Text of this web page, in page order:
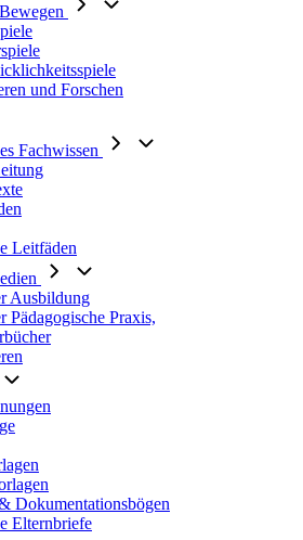
und Forschen
Fachwissen
Leitfäden
Ausbildung
Pädagogische Praxis,
Dokumentationsbögen
Elternbriefe